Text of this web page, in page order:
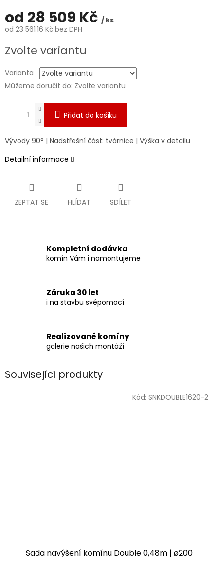
od 28 509 Kč / ks
od 23 561,16 Kč bez DPH
cena:
Zvolte variantu
Varianta
Můžeme doručit do: Zvolte variantu
Přidat do košíku
Vývody 90° | Nadstřešní část: tvárnice | Výška v detailu
Detailní informace
ZEPTAT SE HLÍDAT SDÍLET
Kompletní dodávka
komín Vám i namontujeme
Záruka 30 let
i na stavbu svépomocí
Realizované komíny
galerie našich montáží
Související produkty
Sada navýšení komínu Double 0,48m | ø200
Kód: SNKDOUBLE1620-2